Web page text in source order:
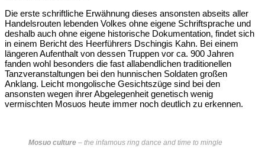
Die erste schriftliche Erwähnung dieses ansonsten abseits aller
Handelsrouten lebenden Volkes ohne eigene Schriftsprache und
deshalb auch ohne eigene historische Dokumentation, findet sich
in einem Bericht des Heerführers Dschingis Kahn. Bei einem
längeren Aufenthalt von dessen Truppen vor ca. 900 Jahren
fanden wohl besonders die fast allabendlichen traditionellen
Tanzveranstaltungen bei den hunnischen Soldaten großen
Anklang. Leicht mongolische Gesichtszüge sind bei den
ansonsten wegen ihrer Abgelegenheit genetisch wenig
vermischten Mosuos heute immer noch deutlich zu erkennen.
Mosuo culture – the infamous ring dance and time to mingle